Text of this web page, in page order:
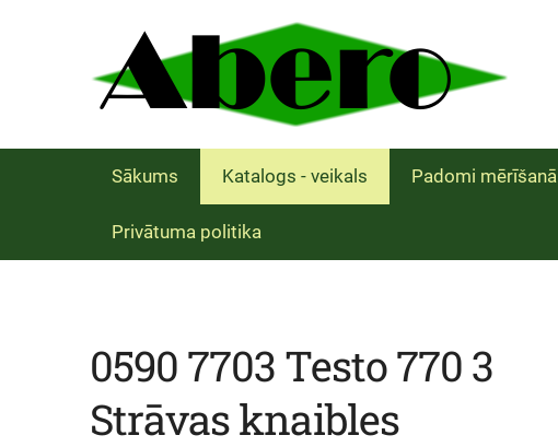
Sākums Katalogs - veikals Padomi mērīšanā
Privātuma politika
0590 7703 Testo 770 3
Strāvas knaibles